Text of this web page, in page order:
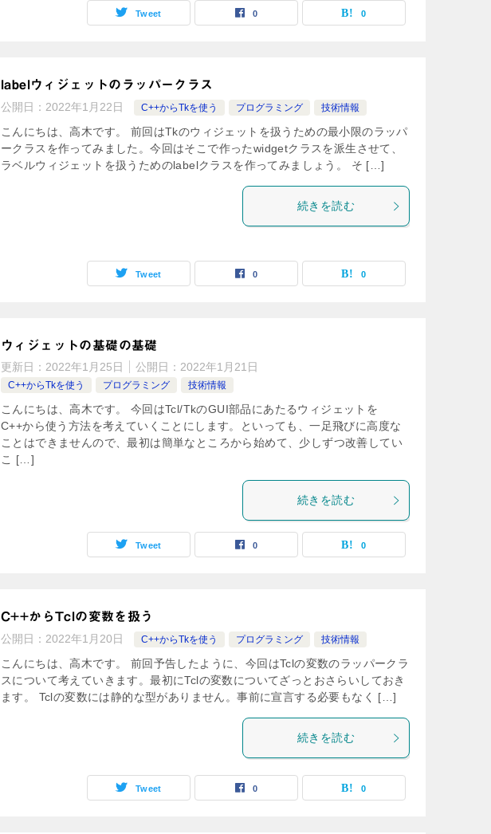
Tweet 0 0
labelウィジェットのラッパークラス
公開日： 2022年1月22日 C++からTkを使う プログラミング 技術情報
こんにちは、高木です。 前回はTkのウィジェットを扱うための最小限のラッパ
ークラスを作ってみました。今回はそこで作ったwidgetクラスを派生させて、
ラベルウィジェットを扱うためのlabelクラスを作ってみましょう。 そ […]
続きを読む
Tweet 0 0
ウィジェットの基礎の基礎
更新日： 2022年1月25日 公開日： 2022年1月21日
C++からTkを使う プログラミング 技術情報
こんにちは、高木です。 今回はTcl/TkのGUI部品にあたるウィジェットを
C++から使う方法を考えていくことにします。といっても、一足飛びに高度な
ことはできませんので、最初は簡単なところから始めて、少しずつ改善してい
こ […]
続きを読む
Tweet 0 0
C++からTclの変数を扱う
公開日： 2022年1月20日 C++からTkを使う プログラミング 技術情報
こんにちは、高木です。 前回予告したように、今回はTclの変数のラッパークラ
スについて考えていきます。最初にTclの変数についてざっとおさらいしておき
ます。 Tclの変数には静的な型がありません。事前に宣言する必要もなく […]
続きを読む
Tweet 0 0